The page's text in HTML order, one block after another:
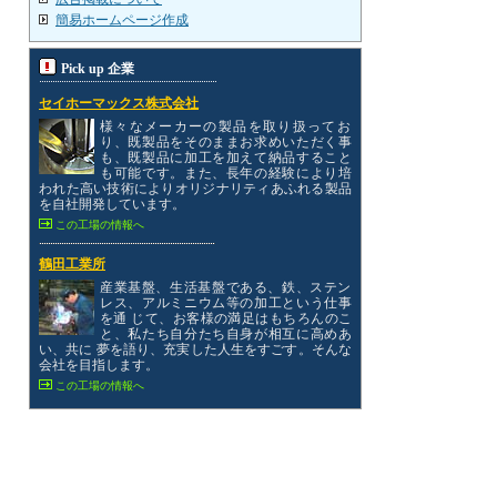
簡易ホームページ作成
Pick up 企業
セイホーマックス株式会社
様々なメーカーの製品を取り扱ってお
り、既製品をそのままお求めいただく事
も、既製品に加工を加えて納品すること
も可能です。また、長年の経験により培
われた高い技術によりオリジナリティあふれる製品
を自社開発しています。
この工場の情報へ
鶴田工業所
産業基盤、生活基盤である、鉄、ステン
レス、アルミニウム等の加工という仕事
を通 じて、お客様の満足はもちろんのこ
と、私たち自分たち自身が相互に高めあ
い、共に 夢を語り、充実した人生をすごす。そんな
会社を目指します。
この工場の情報へ